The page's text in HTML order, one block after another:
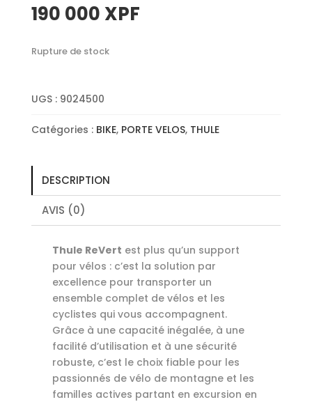
190 000 XPF
Rupture de stock
UGS : 9024500
Catégories : BIKE, PORTE VELOS, THULE
DESCRIPTION
AVIS (0)
Thule ReVert est plus qu’un support
pour vélos : c’est la solution par
excellence pour transporter un
ensemble complet de vélos et les
cyclistes qui vous accompagnent.
Grâce à une capacité inégalée, à une
facilité d’utilisation et à une sécurité
robuste, c’est le choix fiable pour les
passionnés de vélo de montagne et les
familles actives partant en excursion en